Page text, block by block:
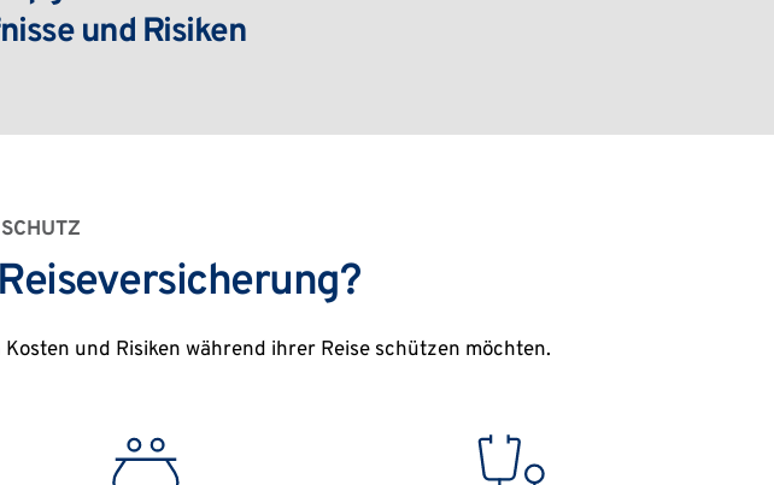
und Risiken
und Risiken während ihrer Reise schützen möchten.